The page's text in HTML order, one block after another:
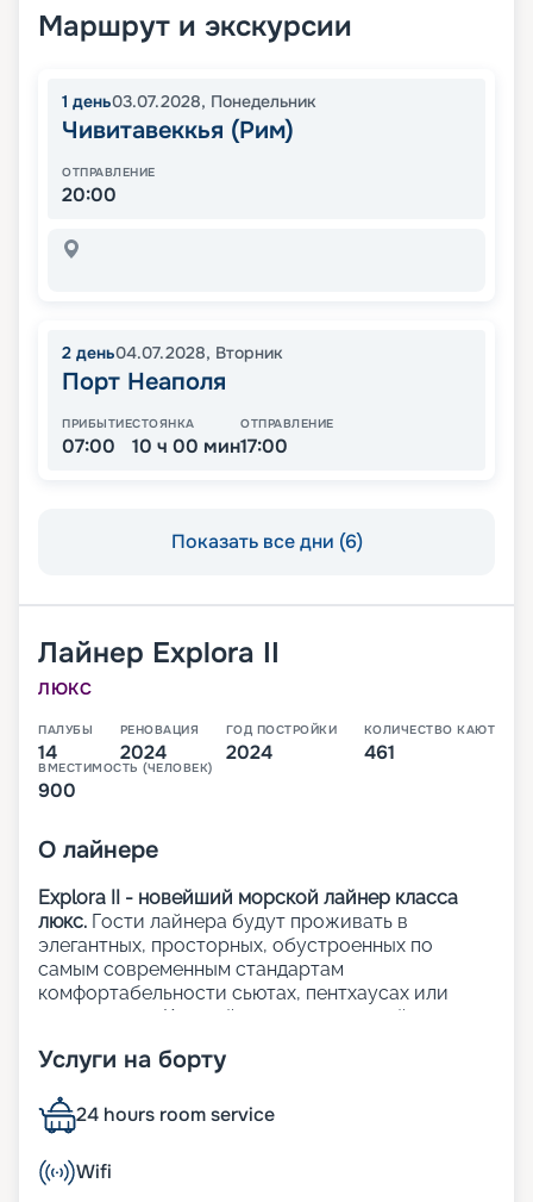
Маршрут и экскурсии
1 день03.07.2028, Понедельник
Чивитавеккья (Рим)
ОТПРАВЛЕНИЕ
20:00
2 день04.07.2028, Вторник
Порт Неаполя
ПРИБЫТИЕ
07:00
СТОЯНКА
10 ч 00 мин
ОТПРАВЛЕНИЕ
17:00
Показать все дни (6)
Лайнер Explora II
ЛЮКС
ПАЛУБЫ
14
РЕНОВАЦИЯ
2024
ГОД ПОСТРОЙКИ
2024
КОЛИЧЕСТВО КАЮТ
461
ВМЕСТИМОСТЬ (ЧЕЛОВЕК)
900
О лайнере
Explora II - новейший морской лайнер класса
люкс. Гости лайнера будут проживать в
элегантных, просторных, обустроенных по
самым современным стандартам
комфортабельности сьютах, пентхаусах или
резиденциях. Каждый из 461 люксов лайнера с
приватными террасами.
На лайнере:
12 баров и лаунджей, а также 6 ресторанов;
3 открытых бассейна, включая 1 бассейн только
Услуги на борту
24 hours room service
Wifi